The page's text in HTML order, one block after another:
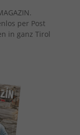
per Post
in ganz Tirol